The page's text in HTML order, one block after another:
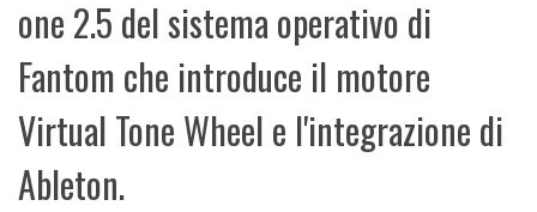
one 2.5 del sistema operativo di
Fantom che introduce il motore
Virtual Tone Wheel e l'integrazione di
Ableton.